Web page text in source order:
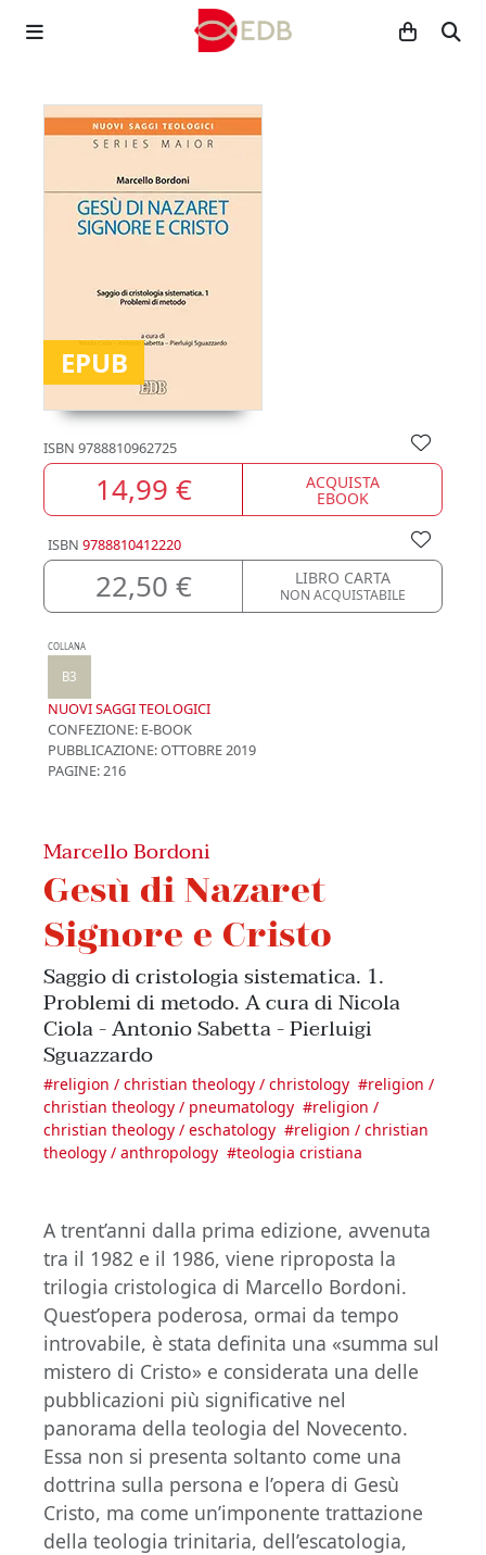
EPUB
ISBN 9788810962725
14,99 € ACQUISTA
EBOOK
ISBN 9788810412220
22,50 € LIBRO CARTA
NON ACQUISTABILE
COLLANA
B3
NUOVI SAGGI TEOLOGICI
CONFEZIONE: E-BOOK
PUBBLICAZIONE:OTTOBRE 2019
PAGINE: 216
Marcello Bordoni
Gesù di Nazaret
Signore e Cristo
Saggio di cristologia sistematica. 1.
Problemi di metodo. A cura di Nicola
Ciola - Antonio Sabetta - Pierluigi
Sguazzardo
#religion / christian theology / christology #religion /
christian theology / pneumatology #religion /
christian theology / eschatology #religion / christian
theology / anthropology #teologia cristiana
A trent’anni dalla prima edizione, avvenuta
tra il 1982 e il 1986, viene riproposta la
trilogia cristologica di Marcello Bordoni.
Quest’opera poderosa, ormai da tempo
introvabile, è stata definita una «summa sul
mistero di Cristo» e considerata una delle
pubblicazioni più significative nel
panorama della teologia del Novecento.
Essa non si presenta soltanto come una
dottrina sulla persona e l’opera di Gesù
Cristo, ma come un’imponente trattazione
della teologia trinitaria, dell’escatologia,